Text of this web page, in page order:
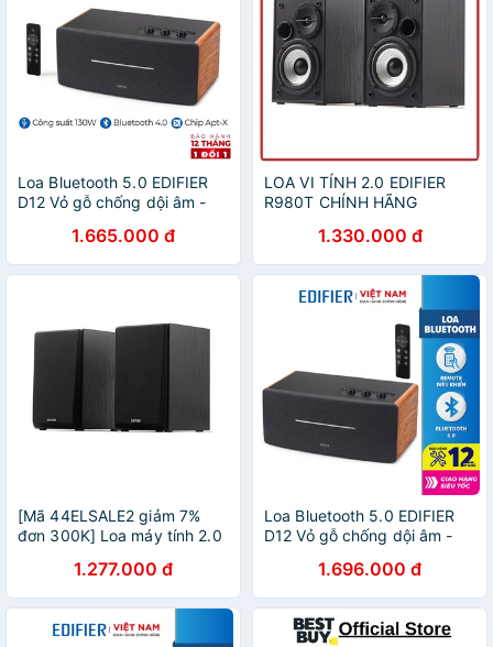
Loa Bluetooth 5.0 EDIFIER
D12 Vỏ gỗ chống dội âm -
Stereo - Kèm remote điều
khiển
1.665.000 đ
LOA VI TÍNH 2.0 EDIFIER
R980T CHÍNH HÃNG
1.330.000 đ
[Mã 44ELSALE2 giảm 7%
đơn 300K] Loa máy tính 2.0
1.277.000 đ
Loa Bluetooth 5.0 EDIFIER
D12 Vỏ gỗ chống dội âm -
Stereo - Kèm remote điều
khiển
1.696.000 đ